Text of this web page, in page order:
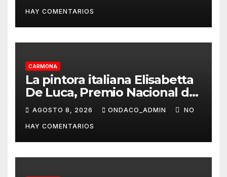
HAY COMENTARIOS
CARMONA
La pintora italiana Elisabetta
De Luca, Premio Nacional de
Pintura «José Arpa»
AGOSTO 8, 2026 ONDACO_ADMIN NO
HAY COMENTARIOS